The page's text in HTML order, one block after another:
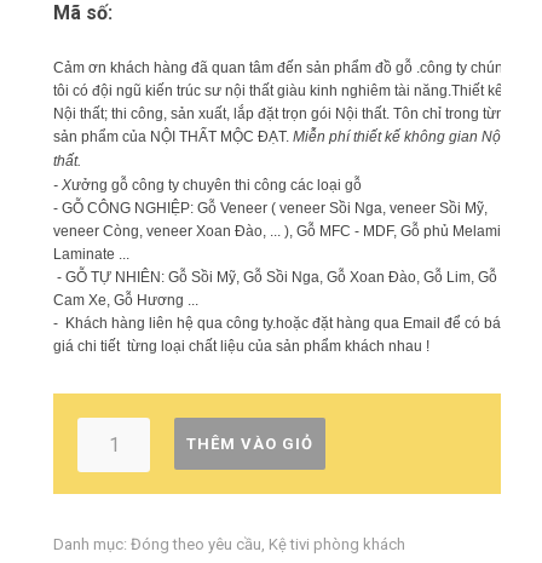
Mã số:
Cảm ơn khách hàng đã quan tâm đến sản phẩm đồ gỗ .công ty chúng
tôi có đội ngũ kiến trúc sư nội thất giàu kinh nghiêm tài năng.Thiết kế
Nội thất; thi công, sản xuất, lắp đặt trọn gói Nội thất. Tôn chỉ trong từng
sản phẩm của NỘI THẤT MỘC ĐẠT. Miễn phí thiết kế không gian Nội
thất.
- Xưởng gỗ công ty chuyên thi công các loại gỗ
- GỖ CÔNG NGHIỆP: Gỗ Veneer ( veneer Sồi Nga, veneer Sồi Mỹ,
veneer Còng, veneer Xoan Đào, ... ), Gỗ MFC - MDF, Gỗ phủ Melamin,
Laminate ...
- GỖ TỰ NHIÊN: Gỗ Sồi Mỹ, Gỗ Sồi Nga, Gỗ Xoan Đào, Gỗ Lim, Gỗ
Cam Xe, Gỗ Hương ...
- Khách hàng liên hệ qua công ty.hoặc đặt hàng qua Email để có báo
giá chi tiết từng loại chất liệu của sản phẩm khách nhau !
THÊM VÀO GIỎ
Danh mục: Đóng theo yêu cầu, Kệ tivi phòng khách